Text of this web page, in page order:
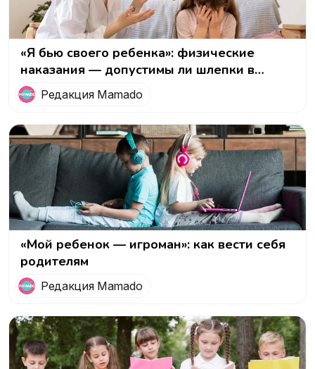
«Я бью своего ребенка»: физические
наказания — допустимы ли шлепки в
воспитании
Редакция Mamado
«Мой ребенок — игроман»: как вести себя
родителям
Редакция Mamado